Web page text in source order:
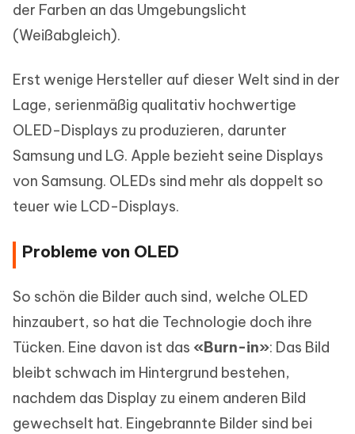
der Farben an das Umgebungslicht
(Weißabgleich).
Erst wenige Hersteller auf dieser Welt sind in der
Lage, serienmäßig qualitativ hochwertige
OLED-Displays zu produzieren, darunter
Samsung und LG. Apple bezieht seine Displays
von Samsung. OLEDs sind mehr als doppelt so
teuer wie LCD-Displays.
Probleme von OLED
So schön die Bilder auch sind, welche OLED
hinzaubert, so hat die Technologie doch ihre
Tücken. Eine davon ist das «Burn-in»: Das Bild
bleibt schwach im Hintergrund bestehen,
nachdem das Display zu einem anderen Bild
gewechselt hat. Eingebrannte Bilder sind bei